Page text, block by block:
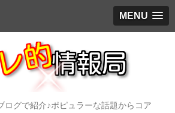
MENU
ログで紹介♪ポピュラーな話題からコア